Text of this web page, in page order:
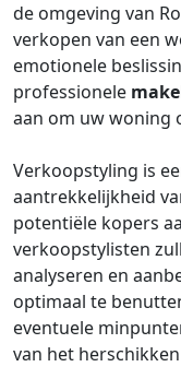
de omgeving van
verkopen van een
emotionele
professionele
aan om uw woning
Verkoopstyling is
aantrekkelijkheid
potentiële kopers
verkoopstylisten
analyseren en
optimaal te
eventuele
van het